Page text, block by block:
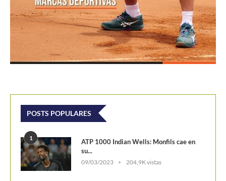
POSTS POPULARES
1
ATP 1000 Indian Wells: Monfils cae en
su...
09/03/2023 204,9K vistas